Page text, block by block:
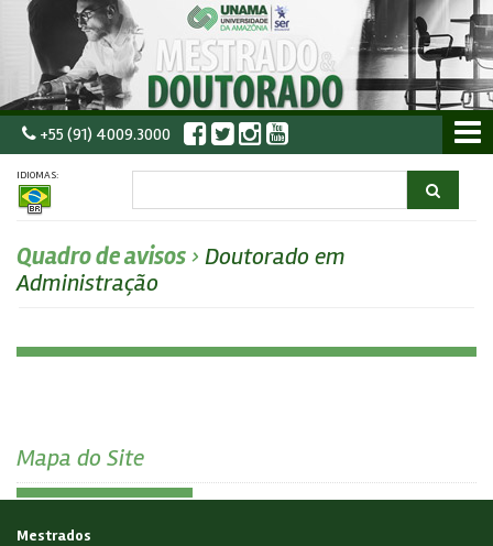
+55 (91) 4009.3000
IDIOMAS:
Quadro de avisos› Doutorado em
Administração
Mapa do Site
Mestrados